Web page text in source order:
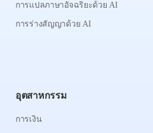
การแปลภาษาอัจฉริยะด้วย AI
การร่างสัญญาด้วย AI
อุตสาหกรรม
การเงิน